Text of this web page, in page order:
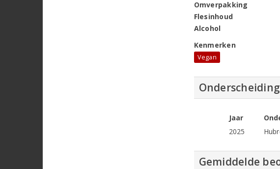
Omverpakking
Flesinhoud
Alcohol
Kenmerken
Vegan
Jaar
2025
Gemiddelde